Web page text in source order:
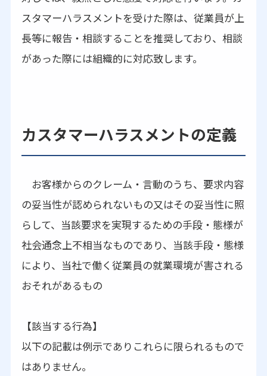
スタマーハラスメントを受けた際は、従業員が上
長等に報告・相談することを推奨しており、相談
があった際には組織的に対応致します。
カスタマーハラスメントの定義
お客様からのクレーム・言動のうち、要求内容
の妥当性が認められないもの又はその妥当性に照
らして、当該要求を実現するための手段・態様が
社会通念上不相当なものであり、当該手段・態様
により、当社で働く従業員の就業環境が害される
おそれがあるもの
【該当する行為】
以下の記載は例示でありこれらに限られるもので
はありません。